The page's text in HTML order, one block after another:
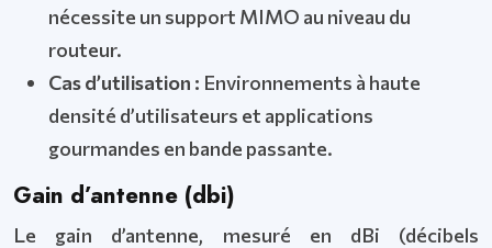
nécessite un support MIMO au niveau du
routeur.
Cas d’utilisation : Environnements à haute
densité d’utilisateurs et applications
gourmandes en bande passante.
Gain d’antenne (dbi)
Le gain d’antenne, mesuré en dBi (décibels